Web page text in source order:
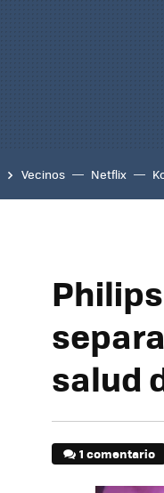
Vecinos Netflix
salud
1 comentario